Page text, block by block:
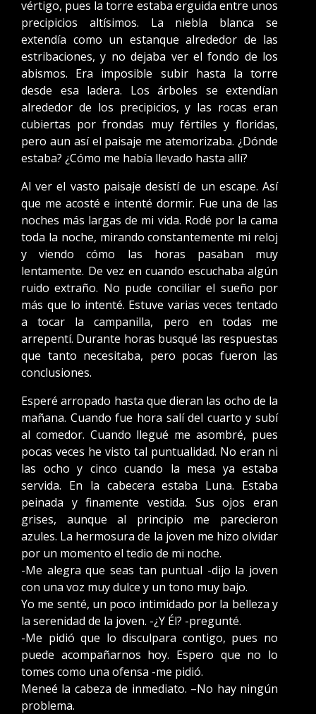
vértigo, pues la torre estaba erguida entre unos
precipicios altísimos. La niebla blanca se
extendía como un estanque alrededor de las
estribaciones, y no dejaba ver el fondo de los
abismos. Era imposible subir hasta la torre
desde esa ladera. Los árboles se extendían
alrededor de los precipicios, y las rocas eran
cubiertas por frondas muy fértiles y floridas,
pero aun así el paisaje me atemorizaba. ¿Dónde
estaba? ¿Cómo me había llevado hasta allí?
Al ver el vasto paisaje desistí de un escape. Así
que me acosté e intenté dormir. Fue una de las
noches más largas de mi vida. Rodé por la cama
toda la noche, mirando constantemente mi reloj
y viendo cómo las horas pasaban muy
lentamente. De vez en cuando escuchaba algún
ruido extraño. No pude conciliar el sueño por
más que lo intenté. Estuve varias veces tentado
a tocar la campanilla, pero en todas me
arrepentí. Durante horas busqué las respuestas
que tanto necesitaba, pero pocas fueron las
conclusiones.
Esperé arropado hasta que dieran las ocho de la
mañana. Cuando fue hora salí del cuarto y subí
al comedor. Cuando llegué me asombré, pues
pocas veces he visto tal puntualidad. No eran ni
las ocho y cinco cuando la mesa ya estaba
servida. En la cabecera estaba Luna. Estaba
peinada y finamente vestida. Sus ojos eran
grises, aunque al principio me parecieron
azules. La hermosura de la joven me hizo olvidar
por un momento el tedio de mi noche.
-Me alegra que seas tan puntual -dijo la joven
con una voz muy dulce y un tono muy bajo.
Yo me senté, un poco intimidado por la belleza y
la serenidad de la joven. -¿Y Él? -pregunté.
-Me pidió que lo disculpara contigo, pues no
puede acompañarnos hoy. Espero que no lo
tomes como una ofensa -me pidió.
Meneé la cabeza de inmediato. –No hay ningún
problema.